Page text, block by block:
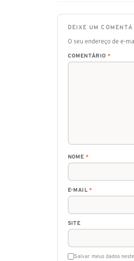
DEIXE UM
O seu endereço de e-
COMENTÁRIO *
NOME *
E-MAIL*
SITE
Salvar meus dados